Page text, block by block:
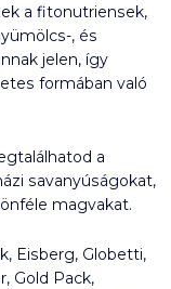
a fitonutriensek,
, és
jelen, így
formában való
a
savanyúságokat,
magvakat.
Eisberg, Globetti,
Gold Pack,